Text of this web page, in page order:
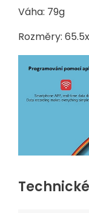
Váha: 79g
Rozměry: